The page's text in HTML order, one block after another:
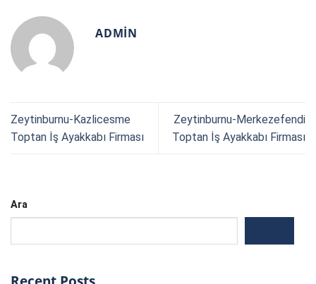
ADMIN
Zeytinburnu-Kazlicesme
Toptan İş Ayakkabı Firması
Zeytinburnu-Merkezefendi
Toptan İş Ayakkabı Firması
Ara